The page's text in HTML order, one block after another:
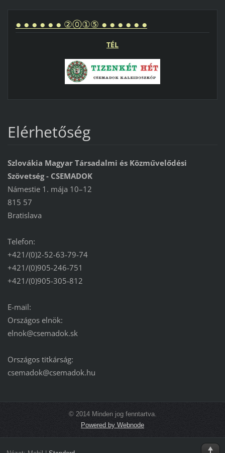
● ● ● ● ● ● ②⓪①⑤ ● ● ● ● ● ●
TÉL
Elérhetőség
Szlovákia Magyar Társadalmi és Közművelődési
Szövetség - CSEMADOK
Námestie 1. mája 10–12
815 57
Bratislava
Telefon:
+421/(0)2-52-63-79-74
+421/(0)905-246-751
+421/(0)905-305-812
E-mail:
Országos elnök:
elnok@csemadok.sk
Országos titkárság:
csemadok@csemadok.hu
© 2014 Minden jog fenntartva.
Powered by Webnode